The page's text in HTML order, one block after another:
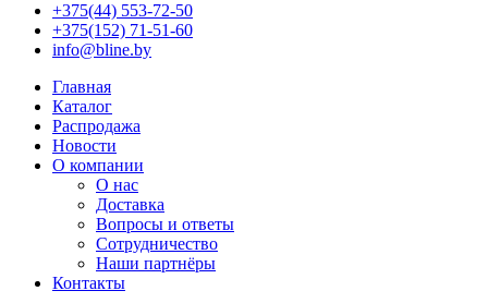
+375(44) 553-72-50
+375(152) 71-51-60
info@bline.by
Главная
Каталог
Распродажа
Новости
О компании
О нас
Доставка
Вопросы и ответы
Сотрудничество
Наши партнёры
Контакты